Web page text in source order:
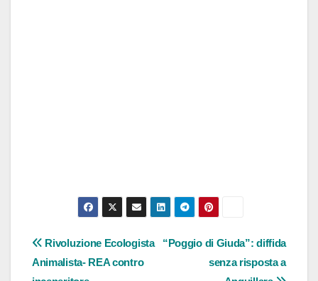
Navigazione“Poggio di Giuda”: diffida
senza risposta a
Rivoluzione Ecologista
Animalista- REA contro